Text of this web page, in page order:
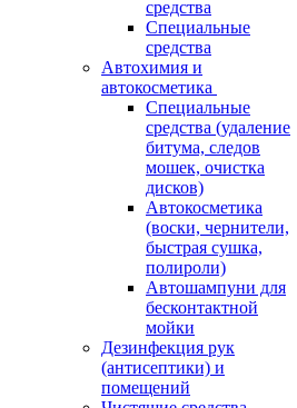
средства
Специальные
средства
Автохимия и
автокосметика
Специальные
средства (удаление
битума, следов
мошек, очистка
дисков)
Автокосметика
(воски, чернители,
быстрая сушка,
полироли)
Автошампуни для
бесконтактной
мойки
Дезинфекция рук
(антисептики) и
помещений